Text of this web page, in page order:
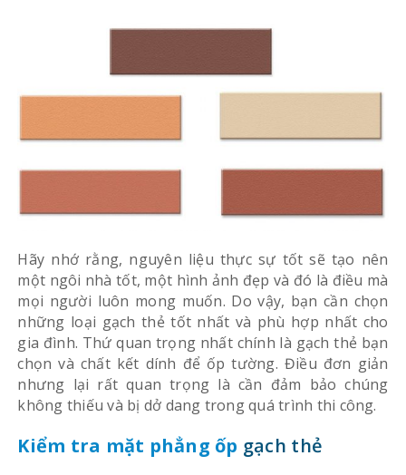
Hãy nhớ rằng, nguyên liệu thực sự tốt sẽ tạo nên
một ngôi nhà tốt, một hình ảnh đẹp và đó là điều mà
mọi người luôn mong muốn. Do vậy, bạn cần chọn
những loại gạch thẻ tốt nhất và phù hợp nhất cho
gia đình. Thứ quan trọng nhất chính là gạch thẻ bạn
chọn và chất kết dính để ốp tường. Điều đơn giản
nhưng lại rất quan trọng là cần đảm bảo chúng
không thiếu và bị dở dang trong quá trình thi công.
Kiểm tra mặt phẳng ốp gạch thẻ